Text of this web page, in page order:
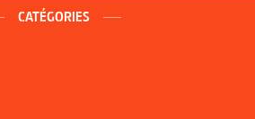
CATÉGORIES